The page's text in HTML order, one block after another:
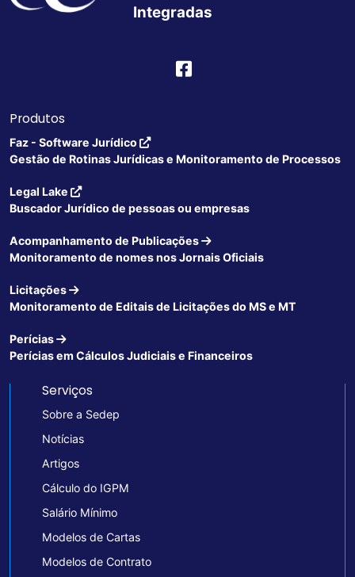
Integradas
Produtos
Faz - Software Jurídico
Gestão de Rotinas Jurídicas e Monitoramento de Processos
Legal Lake
Buscador Jurídico de pessoas ou empresas
Acompanhamento de Publicações
Monitoramento de nomes nos Jornais Oficiais
Licitações
Monitoramento de Editais de Licitações do MS e MT
Perícias
Perícias em Cálculos Judiciais e Financeiros
Serviços
Sobre a Sedep
Notícias
Artigos
Cálculo do IGPM
Salário Mínimo
Modelos de Cartas
Modelos de Contrato